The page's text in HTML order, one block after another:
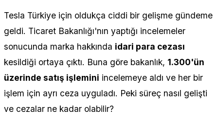
Tesla Türkiye için oldukça ciddi bir gelişme gündeme
geldi. Ticaret Bakanlığı'nın yaptığı incelemeler
sonucunda marka hakkında idari para cezası
kesildiği ortaya çıktı. Buna göre bakanlık, 1.300'ün
üzerinde satış işlemini incelemeye aldı ve her bir
işlem için ayrı ceza uyguladı. Peki süreç nasıl gelişti
ve cezalar ne kadar olabilir?